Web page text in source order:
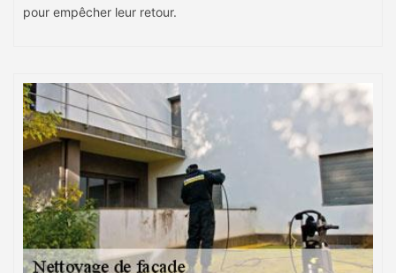
pour empêcher leur retour.